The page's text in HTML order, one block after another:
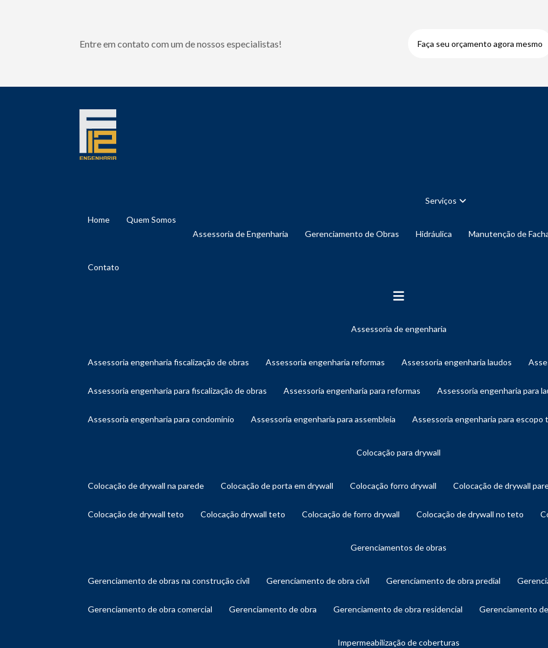
Entre em contato com um de nossos especialistas! Faça seu orçamento agora mesmo
Home Quem Somos
Serviços
Assessoria de Engenharia Gerenciamento de Obras Hidráulica Manutenção de
Contato
assessoria de engenharia
assessoria engenharia fiscalização de obras assessoria engenharia reformas assessoria engenharia laudos
assessoria engenharia para fiscalização de obras assessoria engenharia para reformas assessoria engenharia para
assessoria engenharia para condomínio assessoria engenharia para assembleia assessoria engenharia para escopo
colocação para drywall
colocação de drywall na parede colocação de porta em drywall colocação forro drywall colocação de drywall
colocação de drywall teto colocação drywall teto colocação de forro drywall colocação de drywall no teto
gerenciamentos de obras
gerenciamento de obras na construção civil gerenciamento de obra civil gerenciamento de obra predial
gerenciamento de obra comercial gerenciamento de obra gerenciamento de obra residencial gerenciamento
impermeabilização de coberturas